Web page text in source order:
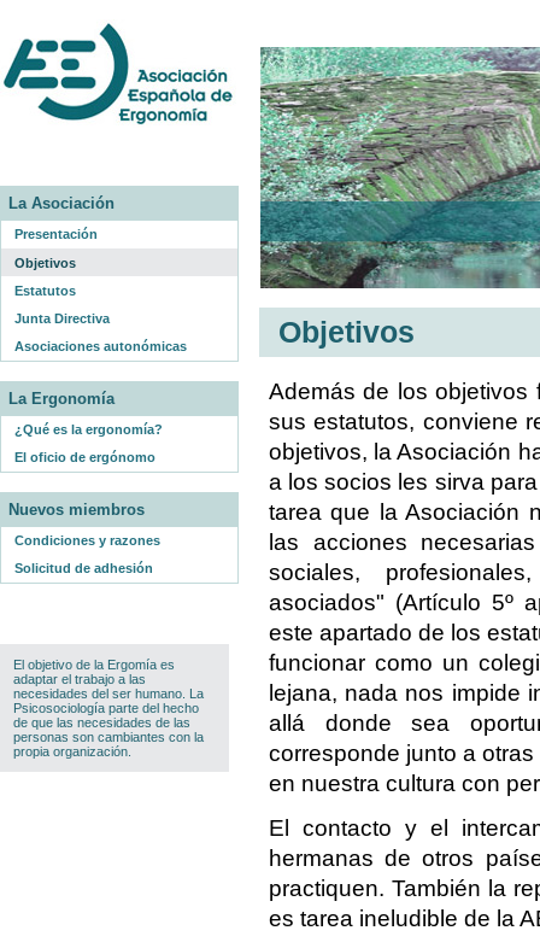
La Asociación
Presentación
Objetivos
Estatutos
Junta Directiva
Asociaciones autonómicas
La Ergonomía
¿Qué es la ergonomía?
El oficio de ergónomo
Nuevos miembros
Condiciones y razones
Solicitud de adhesión
El objetivo de la Ergomía es
adaptar el trabajo a las
necesidades del ser humano. La
Psicosociología parte del hecho
de que las necesidades de las
personas son cambiantes con la
propia organización.
Objetivos
Además de los objetivos
sus estatutos, conviene
objetivos, la Asociación
a los socios les sirva
tarea que la Asociación
las acciones
sociales,
asociados" (Artículo 5º
este apartado de los
funcionar como un
lejana, nada nos impide
allá donde sea
corresponde junto a
en nuestra cultura con
El contacto y el
hermanas de otros
practiquen. También la
es tarea ineludible de la